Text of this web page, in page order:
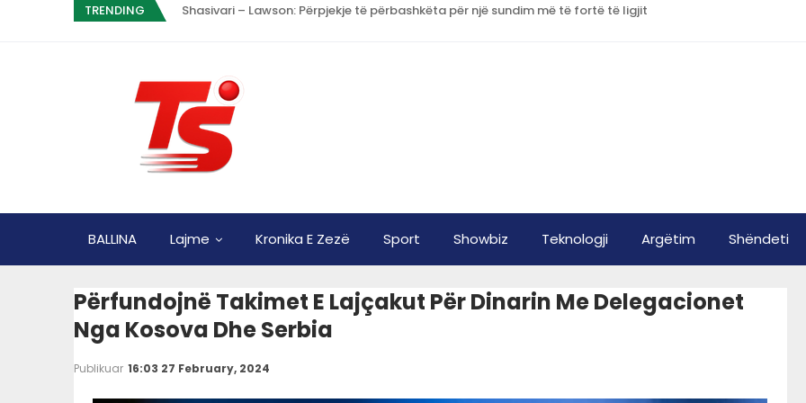
TRENDING Shasivari – Lawson: Përpjekje të përbashkëta për një sundim më të fortë të ligjit
BALLINA Lajme Kronika E Zezë Sport Showbiz Teknologji Argëtim Shëndeti
Përfundojnë Takimet E Lajçakut Për Dinarin Me Delegacionet
Nga Kosova Dhe Serbia
Publikuar 16:03 27 February, 2024